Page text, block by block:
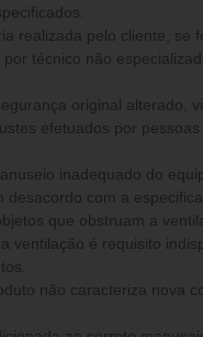
realizada pelo cliente, se
técnico não
original alterado,
efetuados por pessoas
inadequado do
desacordo com a
que obstruam a
ventilação é requisito
não caracteriza nova